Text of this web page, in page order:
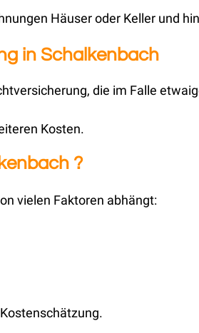
Häuser oder Keller und
in Schalkenbach
die im Falle
Kosten.
?
vielen Faktoren abhängt: